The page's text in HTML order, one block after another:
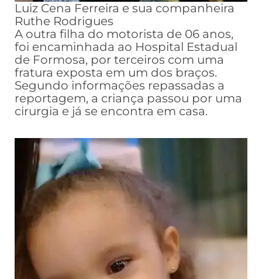
Luiz Cena Ferreira e sua companheira
Ruthe Rodrigues
A outra filha do motorista de 06 anos,
foi encaminhada ao Hospital Estadual
de Formosa, por terceiros com uma
fratura exposta em um dos braços.
Segundo informações repassadas a
reportagem, a criança passou por uma
cirurgia e já se encontra em casa.